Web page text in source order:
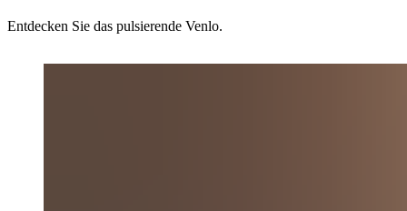
Entdecken Sie das pulsierende Venlo.